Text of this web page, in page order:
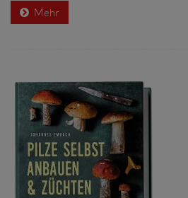
Mehr